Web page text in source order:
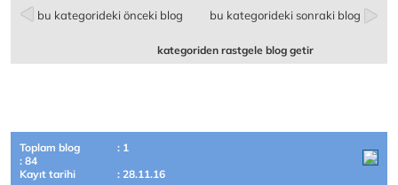
bu kategorideki önceki blog bu kategorideki sonraki blog
kategoriden rastgele blog getir
Toplam blog
: 1
: 84
Kayıt tarihi
: 28.11.16